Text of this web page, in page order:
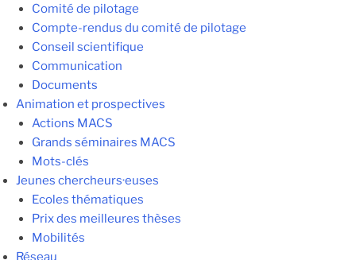
Comité de pilotage
Compte-rendus du comité de pilotage
Conseil scientifique
Communication
Documents
Animation et prospectives
Actions MACS
Grands séminaires MACS
Mots-clés
Jeunes chercheurs·euses
Ecoles thématiques
Prix des meilleures thèses
Mobilités
Réseau